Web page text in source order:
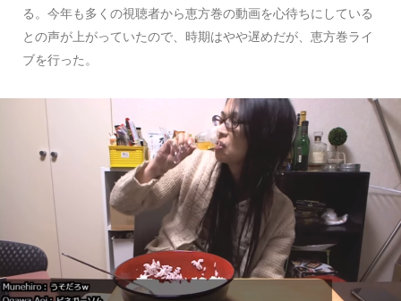
る。今年も多くの視聴者から恵方巻の動画を心待ちにしている
との声が上がっていたので、時期はやや遅めだが、恵方巻ライ
ブを行った。